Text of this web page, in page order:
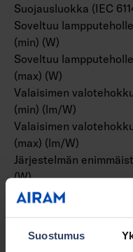
Suostumus
Suojausluokka (IEC
Soveltuu lampputeholle
(min) (W)
Soveltuu lampputeholle
(max) (W)
Valaisimen
(min) (lm/W)
Valaisimen
(max) (lm/W)
Järjestelmän
(W)
Valaisimen tehokkuus
Kokonaisharmoninen